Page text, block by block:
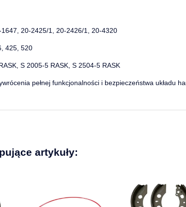
20-2425/1, 20-2426/1, 20-4320
425, 520
S 2005-5 RASK, S 2504-5 RASK
pełnej funkcjonalności i bezpieczeństwa układu
artykuły: